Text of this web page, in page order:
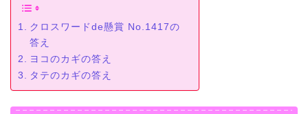
クロスワードde懸賞 No.1417の
答え
ヨコのカギの答え
タテのカギの答え